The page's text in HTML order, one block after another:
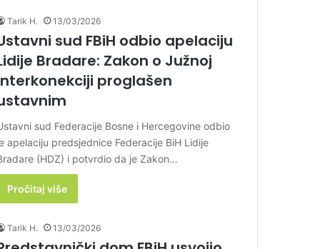
Tarik H. 13/03/2026
sud FBiH odbio apelaciju
Bradare: Zakon o Južnoj
proglašen
sud Federacije Bosne i Hercegovine odbio
apelaciju predsjednice Federacije BiH Lidije
(HDZ) i potvrdio da je Zakon…
Pročitaj više
Tarik H. 13/03/2026